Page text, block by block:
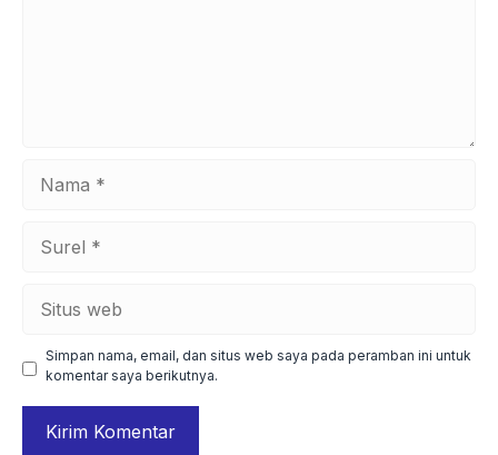
web
Simpan nama, email, dan situs web saya pada peramban ini untuk
komentar saya berikutnya.